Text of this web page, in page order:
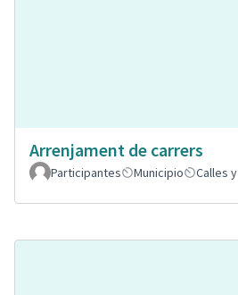
Arrenjament de carrers
Participantes
Municipio Calles